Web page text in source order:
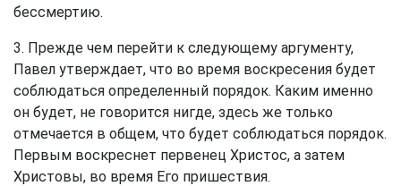
бессмертию.
3. Прежде чем перейти к следующему аргументу,
Павел утверждает, что во время воскресения будет
соблюдаться определенный порядок. Каким именно
он будет, не говорится нигде, здесь же только
отмечается в общем, что будет соблюдаться порядок.
Первым воскреснет первенец Христос, а затем
Христовы, во время Его пришествия.